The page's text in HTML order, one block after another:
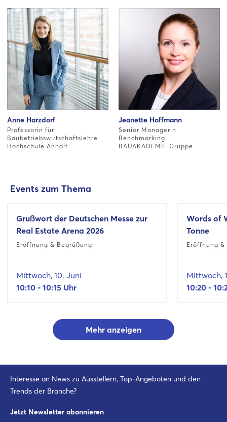
Anne Harzdorf
Professorin für
Baubetriebswirtschaftslehre
Hochschule Anhalt
Jeanette Hoffmann
Senior Managerin
Benchmarking
BAUAKADEMIE Gruppe
Events zum Thema
Grußwort der Deutschen Messe zur
Real Estate Arena 2026
Eröffnung & Begrüßung
Mittwoch, 10. Juni
10:10 - 10:15 Uhr
Words of
Tonne
Eröffnung
Mittwoch,
10:20 -
Mehr anzeigen
Interesse an News zu Ausstellern, Top-Angeboten und den
Trends der Branche?
Jetzt Newsletter abonnieren